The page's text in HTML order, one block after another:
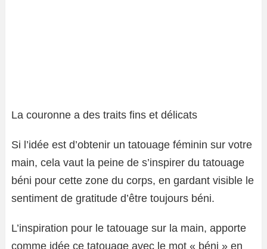
La couronne a des traits fins et délicats
Si l’idée est d’obtenir un tatouage féminin sur votre
main, cela vaut la peine de s’inspirer du tatouage
béni pour cette zone du corps, en gardant visible le
sentiment de gratitude d’être toujours béni.
L’inspiration pour le tatouage sur la main, apporte
comme idée ce tatouage avec le mot « béni » en